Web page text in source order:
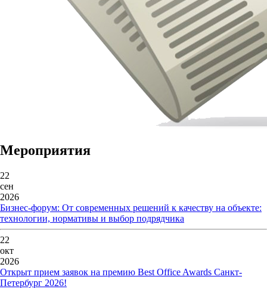
Мероприятия
22
сен
2026
Бизнес-форум: От современных решений к качеству на объекте:
технологии, нормативы и выбор подрядчика
22
окт
2026
Открыт прием заявок на премию Best Office Awards Санкт-
Петербург 2026!